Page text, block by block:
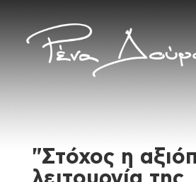
"Στόχος η